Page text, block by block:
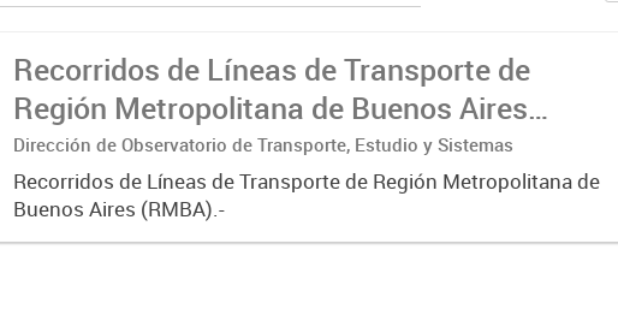
Recorridos de Líneas de Transporte de
Región Metropolitana de Buenos Aires
(RMBA)
Dirección de Observatorio de Transporte, Estudio y Sistemas
Recorridos de Líneas de Transporte de Región Metropolitana de
Buenos Aires (RMBA).-